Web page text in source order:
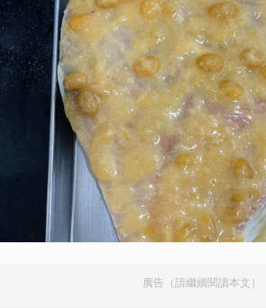
廣告（請繼續閱讀本文）